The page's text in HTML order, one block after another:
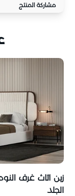
مشاركة المنتج
زين اثاث غرف
الجلد